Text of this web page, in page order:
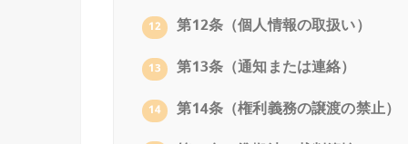
12 第12条（個人情報の取扱い）
13 第13条（通知または連絡）
14 第14条（権利義務の譲渡の禁止）